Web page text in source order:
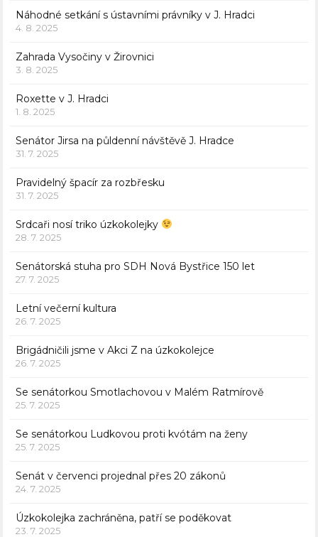
Náhodné setkání s ústavními právníky v J. Hradci
4. 8. 2025
Zahrada Vysočiny v Žirovnici
3. 8. 2025
Roxette v J. Hradci
1. 8. 2025
Senátor Jirsa na půldenní návštěvě J. Hradce
31. 7. 2025
Pravidelný špacír za rozbřesku
31. 7. 2025
Srdcaři nosí triko úzkokolejky
28. 7. 2025
Senátorská stuha pro SDH Nová Bystřice 150 let
27. 7. 2025
Letní večerní kultura
26. 7. 2025
Brigádničili jsme v Akci Z na úzkokolejce
26. 7. 2025
Se senátorkou Smotlachovou v Malém Ratmírově
25. 7. 2025
Se senátorkou Ludkovou proti kvótám na ženy
25. 7. 2025
Senát v červenci projednal přes 20 zákonů
24. 7. 2025
Úzkokolejka zachráněna, patří se poděkovat
23. 7. 2025